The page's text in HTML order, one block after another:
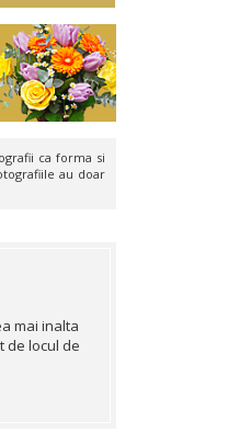
ca forma si
au doar
mai inalta
de locul de